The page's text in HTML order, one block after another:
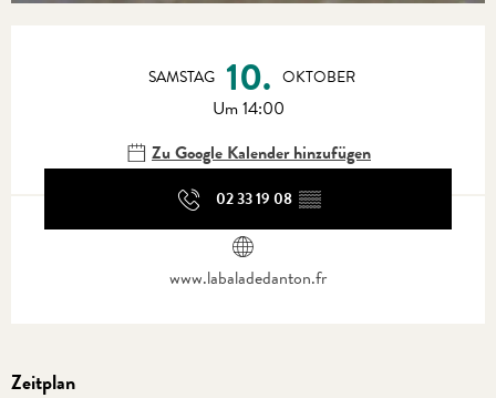
SAMSTAG 10. OKTOBER
Um 14:00
Zu Google Kalender hinzufügen
02 33 19 08 ▒▒
www.labaladedanton.fr
Zeitplan